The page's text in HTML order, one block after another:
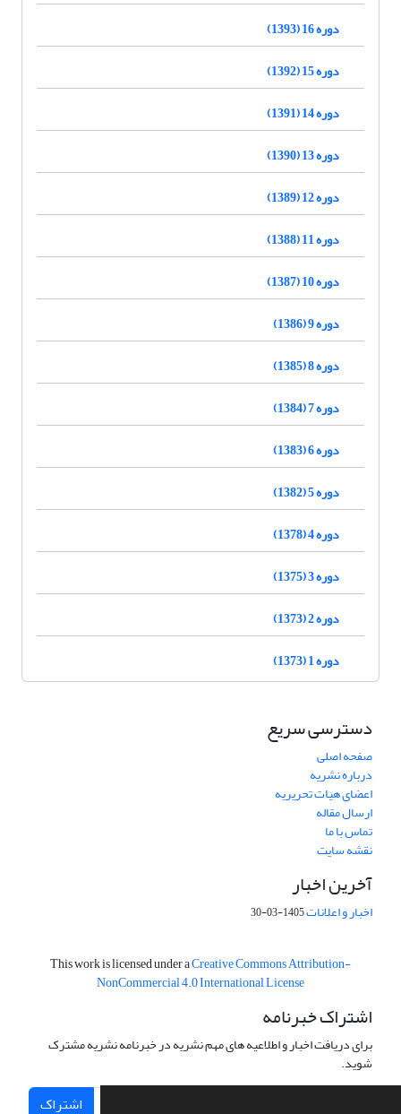
دوره 16 (1393)
دوره 15 (1392)
دوره 14 (1391)
دوره 13 (1390)
دوره 12 (1389)
دوره 11 (1388)
دوره 10 (1387)
دوره 9 (1386)
دوره 8 (1385)
دوره 7 (1384)
دوره 6 (1383)
دوره 5 (1382)
دوره 4 (1378)
دوره 3 (1375)
دوره 2 (1373)
دوره 1 (1373)
دسترسی سریع
صفحه اصلی
درباره نشریه
اعضای هیات تحریریه
ارسال مقاله
تماس با ما
نقشه سایت
آخرین اخبار
اخبار و اعلانات1405-03-30
This work is licensed under aCreative Commons Attribution-
NonCommercial 4.0 International License
اشتراک خبرنامه
برای دریافت اخبار و اطلاعیه های مهم نشریه در خبرنامه نشریه مشترک
شوید.
اشتراک